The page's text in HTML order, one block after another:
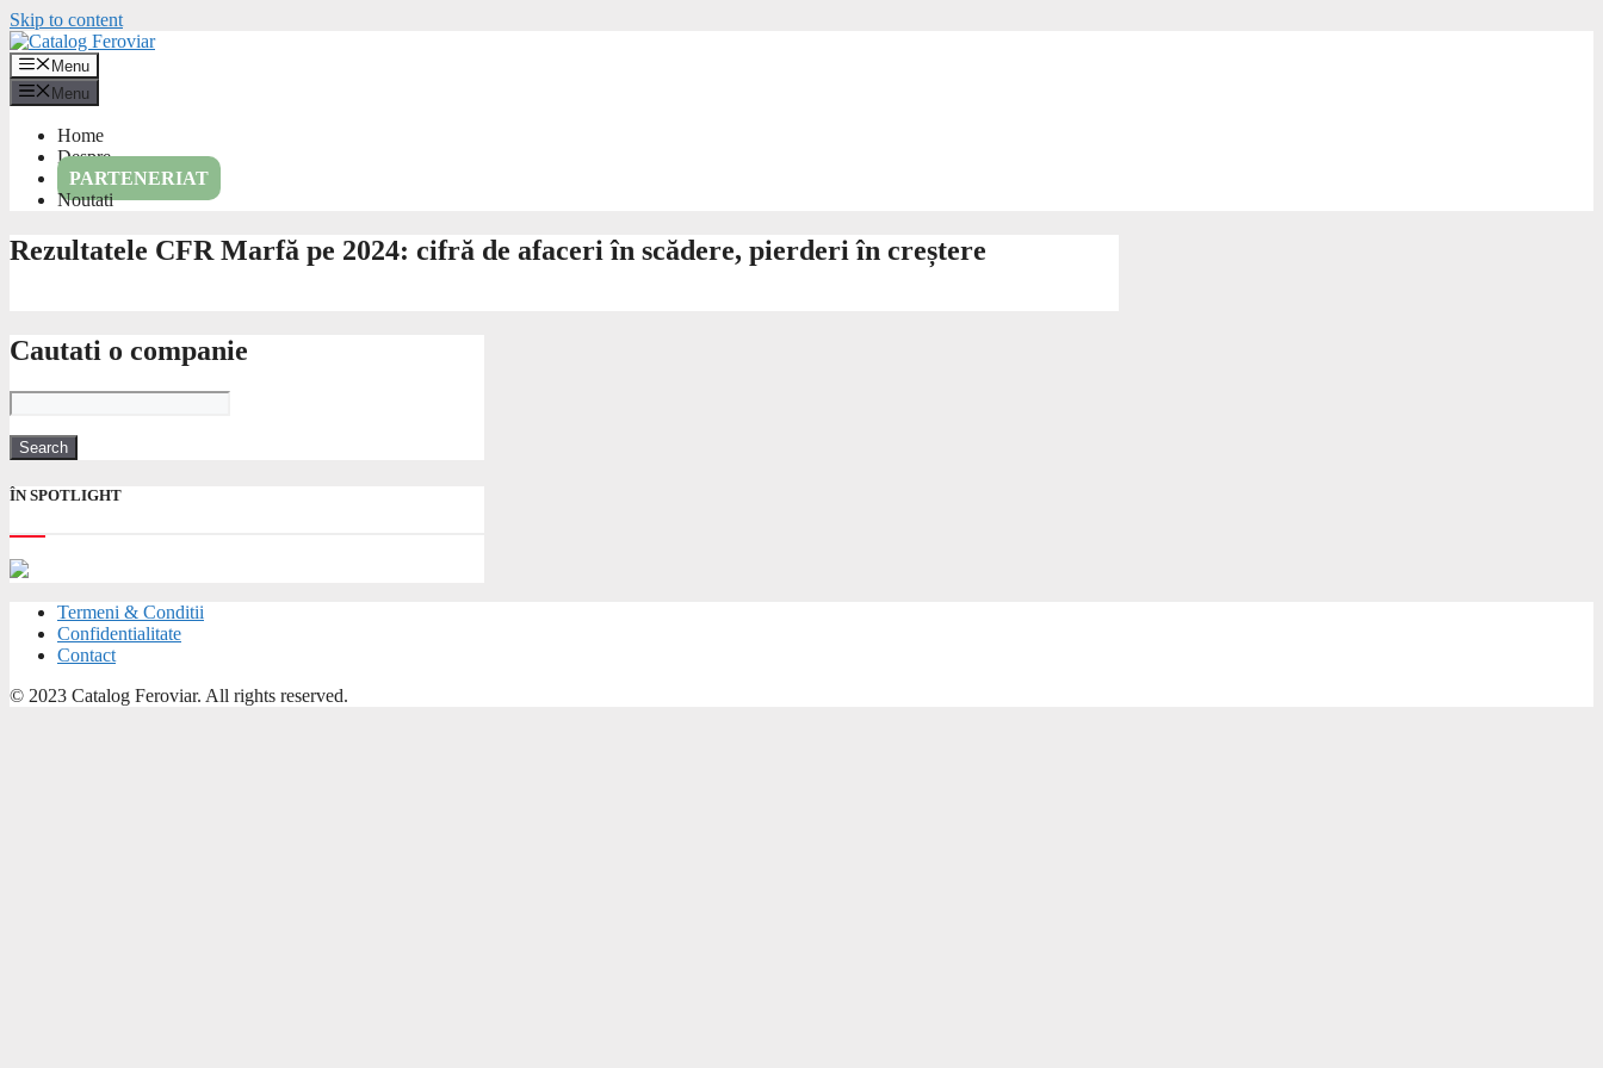
Skip to content
Menu
Menu
Home
Despre
PARTENERIAT
Noutati
Rezultatele CFR Marfă pe 2024: cifră de afaceri în scădere, pierderi în creștere
Cautati o companie
ÎN SPOTLIGHT
Termeni & Conditii
Confidentialitate
Contact
© 2023 Catalog Feroviar. All rights reserved.